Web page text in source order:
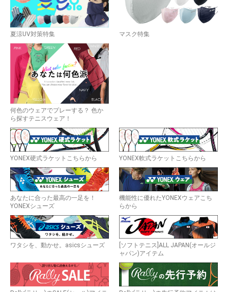
夏涼UV対策特集 マスク特集
何色のウェアでプレーする？ 色か
ら探すテニスウェア！
YONEX硬式ラケットこちらから YONEX軟式ラケットこちらから
あなたに合った最高の一足を！
YONEXシューズ
機能性に優れたYONEXウェアこち
らから
ワタシを、動かせ。asicsシューズ
[ソフトテニス]ALL JAPAN(オールジ
ャパン)アイテム